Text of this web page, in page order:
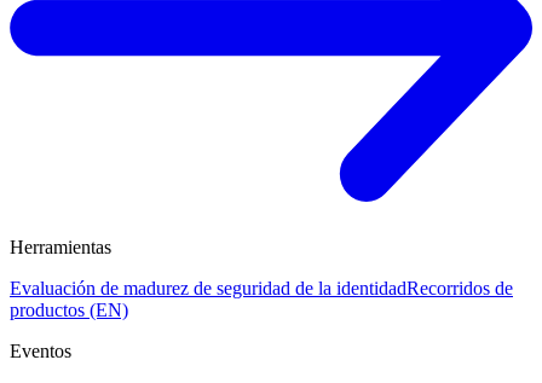
Herramientas
Evaluación de madurez de seguridad de la identidadRecorridos de
productos (EN)
Eventos